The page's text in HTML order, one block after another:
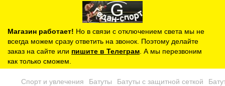
Магазин работает! Но в связи с отключением света мы не
всегда можем сразу ответить на звонок. Поэтому делайте
заказ на сайте или пишите в Телеграм . А мы перезвоним
как только сможем.
Спорт и увлечения Батуты Батуты с защитной сеткой